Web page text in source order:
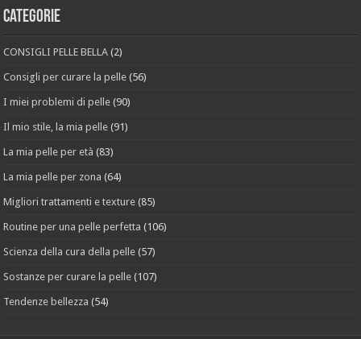
Categorie
CONSIGLI PELLE BELLA (2)
Consigli per curare la pelle (56)
I miei problemi di pelle (90)
Il mio stile, la mia pelle (91)
La mia pelle per età (83)
La mia pelle per zona (64)
Migliori trattamenti e texture (85)
Routine per una pelle perfetta (106)
Scienza della cura della pelle (57)
Sostanze per curare la pelle (107)
Tendenze bellezza (54)